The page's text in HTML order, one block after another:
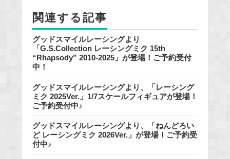
k
関連する記事
グッドスマイルレーシングより
「G.S.Collection レーシングミク 15th
“Rhapsody” 2010-2025」が登場！ご予約受付
中！
グッドスマイルレーシングより、「レーシング
ミク 2025Ver.」1/7スケールフィギュアが登場！
ご予約受付中♪
グッドスマイルレーシングより、「ねんどろい
ど レーシングミク 2026Ver.」が登場！ご予約受
付中♪